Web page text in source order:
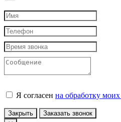
Я согласен на обработку
Закрыть Заказать звонок